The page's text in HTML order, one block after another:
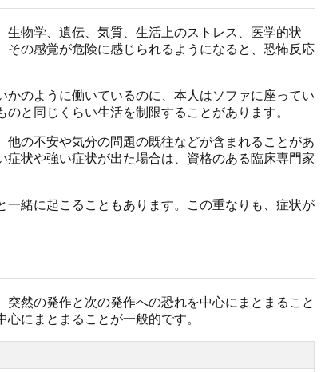
物学、遺伝、気質、生活上のストレス、医学的状
の感覚が危険に感じられるようになると、恐怖反応
のように働いているのに、本人はソファに座ってい
と同じくらい生活を制限することがあります。
の不安や気分の問題の既往などが含まれることがあ
状や強い症状が出た場合は、資格のある臨床専門家
緒に起こることもあります。この重なりも、症状が
然の発作と次の発作への恐れを中心にまとまること
にまとまることが一般的です。